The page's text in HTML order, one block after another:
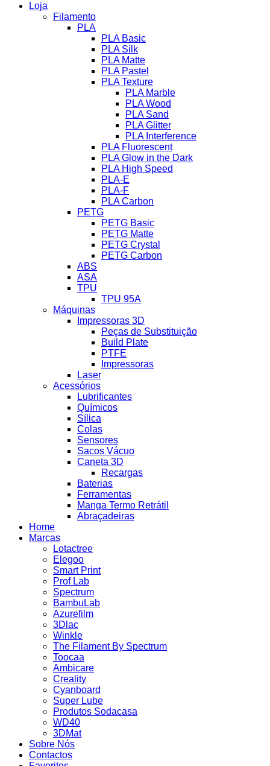
Loja
Filamento
PLA
PLA Basic
PLA Silk
PLA Matte
PLA Pastel
PLA Texture
PLA Marble
PLA Wood
PLA Sand
PLA Glitter
PLA Interference
PLA Fluorescent
PLA Glow in the Dark
PLA High Speed
PLA-E
PLA-F
PLA Carbon
PETG
PETG Basic
PETG Matte
PETG Crystal
PETG Carbon
ABS
ASA
TPU
TPU 95A
Máquinas
Impressoras 3D
Peças de Substituição
Build Plate
PTFE
Impressoras
Laser
Acessórios
Lubrificantes
Químicos
Sílica
Colas
Sensores
Sacos Vácuo
Caneta 3D
Recargas
Baterias
Ferramentas
Manga Termo Retrátil
Abraçadeiras
Home
Marcas
Lotactree
Elegoo
Smart Print
Prof Lab
Spectrum
BambuLab
Azurefilm
3Dlac
Winkle
The Filament By Spectrum
Toocaa
Ambicare
Creality
Cyanboard
Super Lube
Produtos Sodacasa
WD40
3DMat
Sobre Nós
Contactos